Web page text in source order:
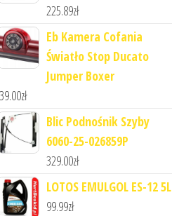
225.89zł
Eb Kamera Cofania
Światło Stop Ducato
Jumper Boxer
zł
Blic Podnośnik Szyby
6060-25-026859P
329.00zł
LOTOS EMULGOL ES-12 5L
99.99zł